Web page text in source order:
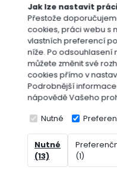
Jak lze nastavit
Přestože
cookies, práci webu s
vlastních preferencí
níže. Po odsouhlasení
můžete změnit své
cookies přímo v
Podrobnější
nápovědě Vašeho
Nutné
Nutné
(13)
(1)
Kompletní
Sezóna travních
dodávky, které budou
Travní koberce pro Vás
k tomu, že se jedná o
Dostupnost se může
kontaktovat.
Trávníkový koberec Parkje